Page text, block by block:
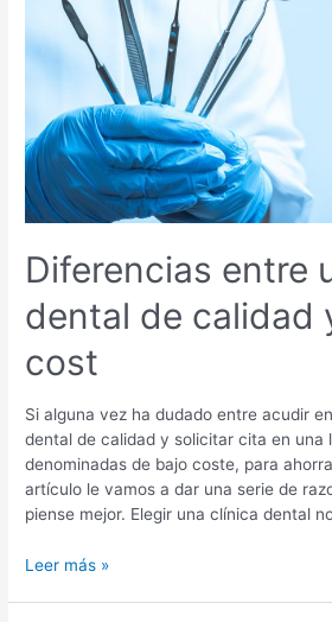
la
ayuda
especialistas
Diferencias entre
dental de calidad
cost
Si alguna vez ha dudado entre acudir
dental de calidad y solicitar cita en una
denominadas de bajo coste, para
artículo le vamos a dar una serie de
piense mejor. Elegir una clínica dental
Diferencias
Leer más »